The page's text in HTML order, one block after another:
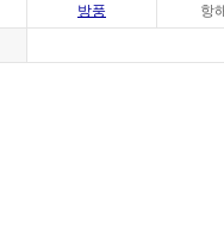
방풍 항